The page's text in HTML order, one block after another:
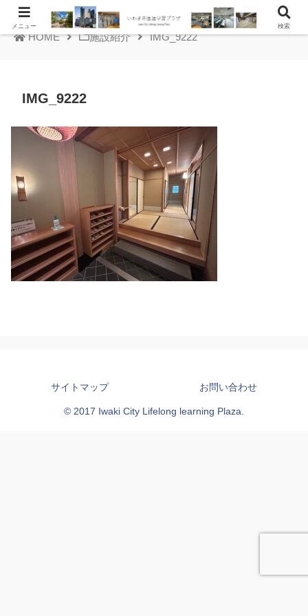
HOME 施設紹介 IMG_9222
IMG_9222
サイトマップ お問い合わせ
© 2017 Iwaki City Lifelong learning Plaza.
メニュー 検索